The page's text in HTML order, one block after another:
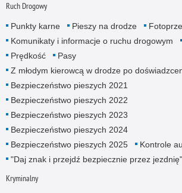
Ruch Drogowy
Punkty karne Pieszy na drodze
Komunikaty i informacje o ruchu drogowym
Prędkość
Pasy
Z młodym kierowcą w drodze po
Bezpieczeństwo pieszych 2021
Bezpieczeństwo pieszych 2022
Bezpieczeństwo pieszych 2023
Bezpieczeństwo pieszych 2024
Bezpieczeństwo pieszych 2025
Kontrole
"Daj znak i przejdź bezpiecznie przez jezdnię"
Kryminalny